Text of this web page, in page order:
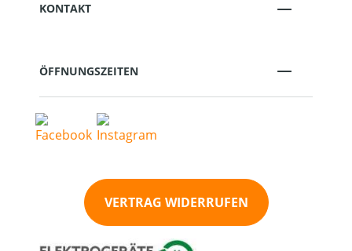
KONTAKT
ÖFFNUNGSZEITEN
VERTRAG WIDERRUFEN